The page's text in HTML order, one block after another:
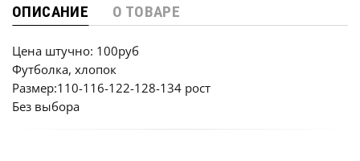
ОПИСАНИЕ О ТОВАРЕ
Цена штучно: 100руб
Футболка, хлопок
Размер:110-116-122-128-134 рост
Без выбора